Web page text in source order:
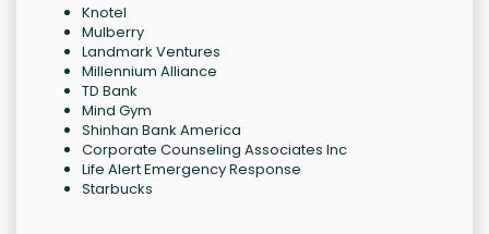
Knotel
Mulberry
Landmark Ventures
Millennium Alliance
TD Bank
Mind Gym
Shinhan Bank America
Corporate Counseling Associates Inc
Life Alert Emergency Response
Starbucks